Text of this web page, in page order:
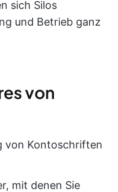
sich Silos
und Betrieb ganz
von
von Kontoschriften
mit denen Sie